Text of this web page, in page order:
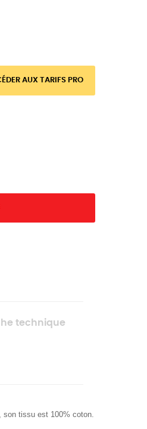
AUX TARIFS PRO
technique
son tissu est 100% coton.